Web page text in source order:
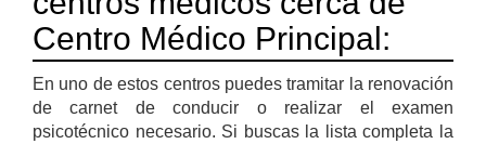
Centro Médico Principal:
En uno de estos centros puedes tramitar la renovación
de carnet de conducir o realizar el examen
psicotécnico necesario. Si buscas la lista completa la